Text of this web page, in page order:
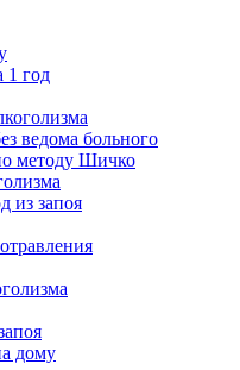
1 год
ведома больного
методу Шичко
из запоя
дому